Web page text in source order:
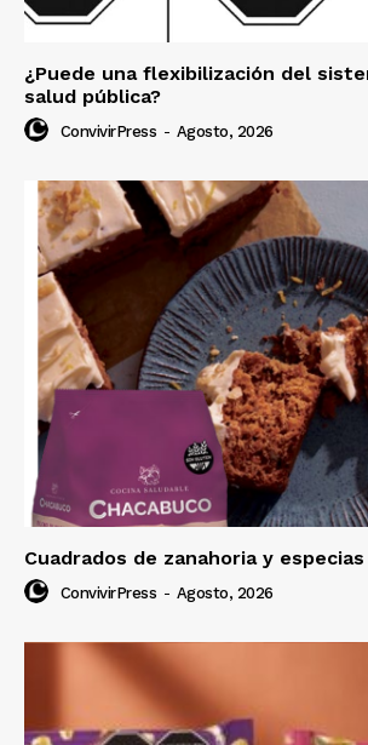
¿Puede una flexibilización del
salud pública?
ConvivirPress - Agosto, 2026
Cuadrados de zanahoria y
ConvivirPress - Agosto, 2026